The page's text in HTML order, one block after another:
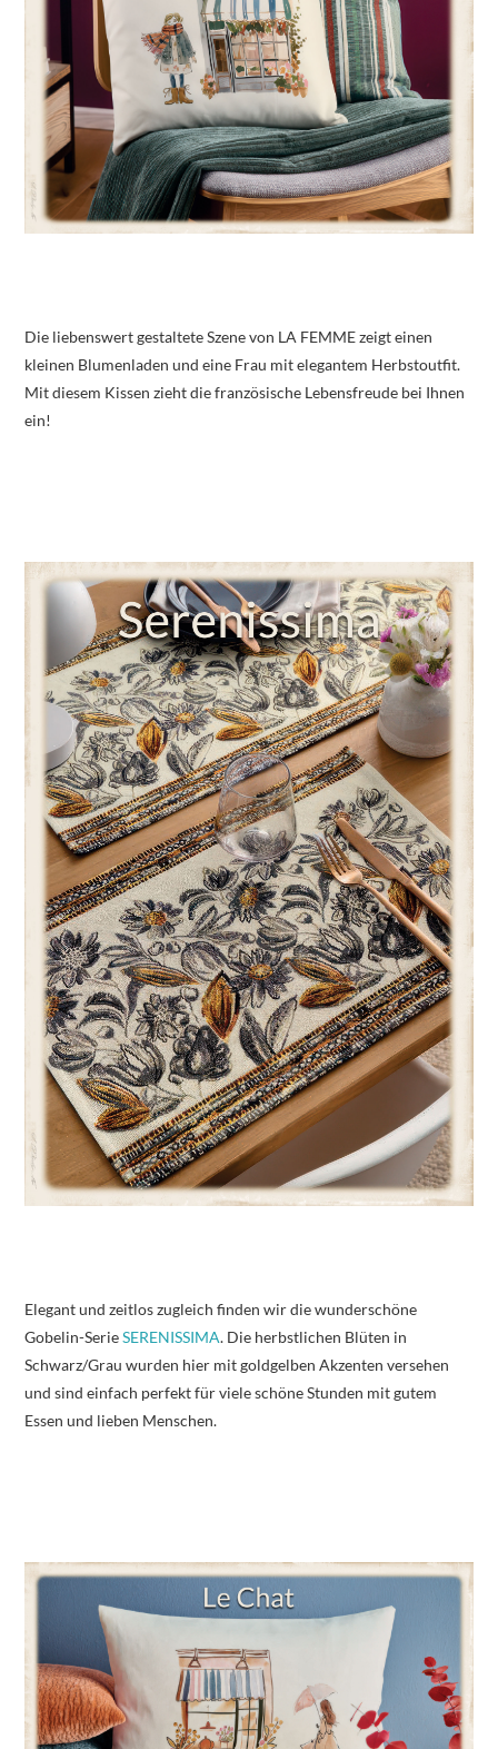
Die liebenswert gestaltete Szene von LA FEMME zeigt einen
kleinen Blumenladen und eine Frau mit elegantem Herbstoutfit.
Mit diesem Kissen zieht die französische Lebensfreude bei Ihnen
ein!
Elegant und zeitlos zugleich finden wir die wunderschöne
Gobelin-SerieSERENISSIMA. Die herbstlichen Blüten in
Schwarz/Grau wurden hier mit goldgelben Akzenten versehen
und sind einfach perfekt für viele schöne Stunden mit gutem
Essen und lieben Menschen.